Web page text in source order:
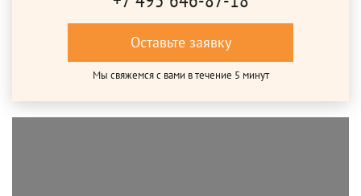
Оставьте заявку
Мы свяжемся с вами в течение 5 минут